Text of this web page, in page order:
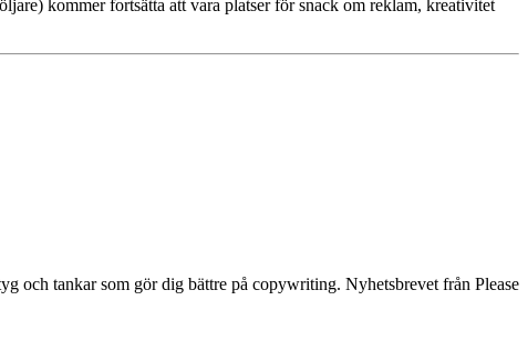
kommer fortsätta att vara platser för snack om reklam, kreativitet
och tankar som gör dig bättre på copywriting. Nyhetsbrevet från Please